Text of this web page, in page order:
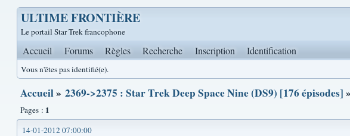
ULTIME FRONTIÈRE
Le portail Star Trek francophone
Accueil Forums Règles Recherche Inscription Identification
Vous n'êtes pas identifié(e).
Accueil» 2369->2375 : Star Trek Deep Space Nine (DS9) [176 épisodes] »
Pages : 1
14-01-2012 07:00:00